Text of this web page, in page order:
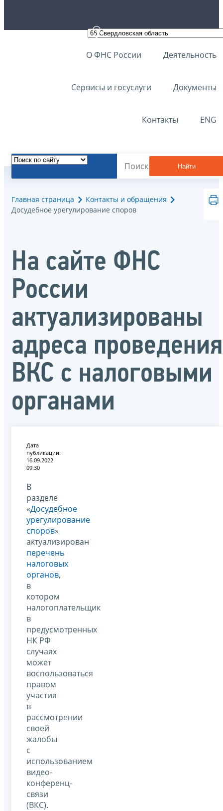
О ФНС России Деятельность
Сервисы и госуслуги Документы
Контакты ENG
Найти
Главная страница
Контакты и обращения
Досудебное урегулирование споров
На сайте ФНС
России
актуализированы
адреса проведения
ВКС с налоговыми
органами
Дата
публикации:
16.09.2022
09:30
В
разделе
«Досудебное
урегулирование
споров»
актуализирован
перечень
налоговых
органов,
в
котором
налогоплательщик
в
предусмотренных
НК РФ
случаях
может
воспользоваться
правом
участия
в
рассмотрении
своей
жалобы
с
использованием
видео-
конференц-
связи
(ВКС).